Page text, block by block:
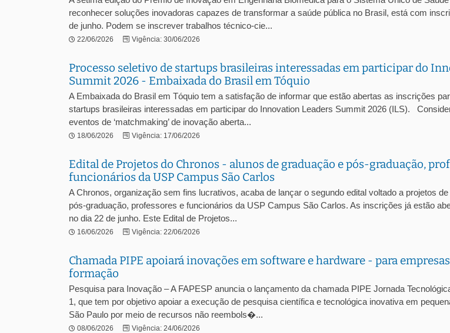
reconhecer soluções inovadoras capazes de transformar a saúde pública no Brasil, está com
de junho. Podem se inscrever trabalhos técnico-cie...
22/06/2026 Vigência: 30/06/2026
Processo seletivo de startups brasileiras interessadas em participar do
Summit 2026 - Embaixada do Brasil em Tóquio
A Embaixada do Brasil em Tóquio tem a satisfação de informar que estão abertas as inscrições
startups brasileiras interessadas em participar do Innovation Leaders Summit 2026 (ILS).
eventos de ‘matchmaking’ de inovação aberta...
18/06/2026 Vigência: 17/06/2026
Edital de Projetos do Chronos - alunos de graduação e pós-graduação,
funcionários da USP Campus São Carlos
A Chronos, organização sem fins lucrativos, acaba de lançar o segundo edital voltado a projetos
pós-graduação, professores e funcionários da USP Campus São Carlos. As inscrições já estão
no dia 22 de junho. Este Edital de Projetos...
16/06/2026 Vigência: 22/06/2026
Chamada PIPE apoiará inovações em software e hardware - para
formação
Pesquisa para Inovação – A FAPESP anuncia o lançamento da chamada PIPE Jornada
1, que tem por objetivo apoiar a execução de pesquisa científica e tecnológica inovativa em
São Paulo por meio de recursos não reembols�...
08/06/2026 Vigência: 24/06/2026